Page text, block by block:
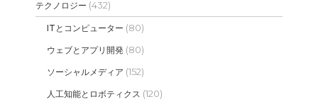
テクノロジー (432)
ITとコンピューター (80)
ウェブとアプリ開発 (80)
ソーシャルメディア (152)
人工知能とロボティクス (120)